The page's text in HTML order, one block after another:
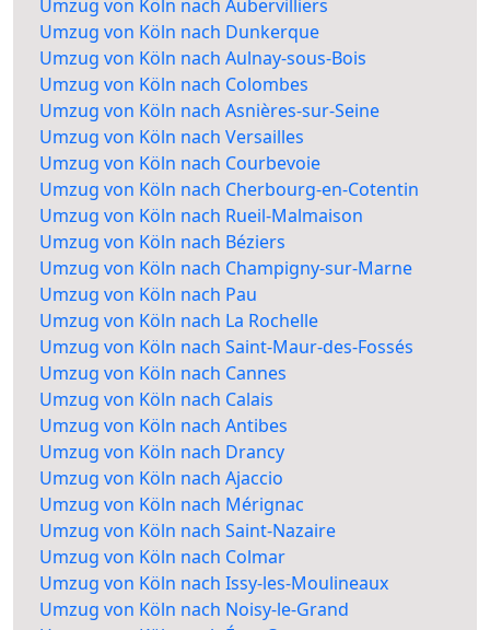
Umzug von Köln nach Aubervilliers
Umzug von Köln nach Dunkerque
Umzug von Köln nach Aulnay-sous-Bois
Umzug von Köln nach Colombes
Umzug von Köln nach Asnières-sur-Seine
Umzug von Köln nach Versailles
Umzug von Köln nach Courbevoie
Umzug von Köln nach Cherbourg-en-Cotentin
Umzug von Köln nach Rueil-Malmaison
Umzug von Köln nach Béziers
Umzug von Köln nach Champigny-sur-Marne
Umzug von Köln nach Pau
Umzug von Köln nach La Rochelle
Umzug von Köln nach Saint-Maur-des-Fossés
Umzug von Köln nach Cannes
Umzug von Köln nach Calais
Umzug von Köln nach Antibes
Umzug von Köln nach Drancy
Umzug von Köln nach Ajaccio
Umzug von Köln nach Mérignac
Umzug von Köln nach Saint-Nazaire
Umzug von Köln nach Colmar
Umzug von Köln nach Issy-les-Moulineaux
Umzug von Köln nach Noisy-le-Grand